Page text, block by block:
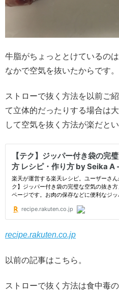
牛脂がちょっととけているの
なかで空気を抜いたからです。
ストローで抜く方法を以前ご
て立体的だったりする場合は
して空気を抜く方法が楽だと
recipe.rakuten.co.jp
以前の記事はこちら。
ストローで抜く方法は食中毒